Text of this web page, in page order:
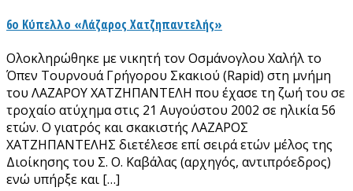
6ο Κύπελλο «Λάζαρος Χατζηπαντελής»
Ολοκληρώθηκε με νικητή τον Οσμάνογλου Χαλήλ το
Όπεν Tουρνουά Γρήγορου Σκακιού (Rapid) στη μνήμη
του ΛΑΖΑΡΟΥ ΧΑΤΖΗΠΑΝΤΕΛΗ που έχασε τη ζωή του σε
τροχαίο ατύχημα στις 21 Αυγούστου 2002 σε ηλικία 56
ετών. Ο γιατρός και σκακιστής ΛΑΖΑΡΟΣ
ΧΑΤΖΗΠΑΝΤΕΛΗΣ διετέλεσε επί σειρά ετών μέλος της
Διοίκησης του Σ. Ο. Καβάλας (αρχηγός, αντιπρόεδρος)
ενώ υπήρξε και […]